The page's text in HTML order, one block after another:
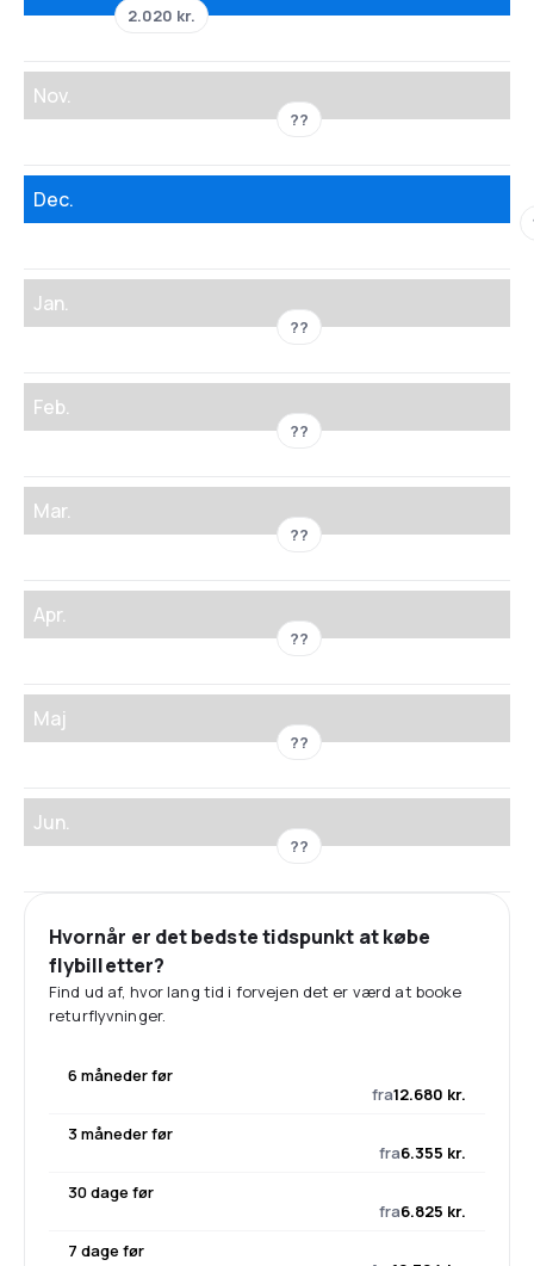
2.020 kr.
Nov.
??
Dec.
Jan.
??
Feb.
??
Mar.
??
Apr.
??
Maj
??
Jun.
??
Hvornår er det bedste tidspunkt at købe
flybilletter?
Find ud af, hvor lang tid i forvejen det er værd at booke
returflyvninger.
6 måneder før
fra12.680 kr.
3 måneder før
fra6.355 kr.
30 dage før
fra6.825 kr.
7 dage før